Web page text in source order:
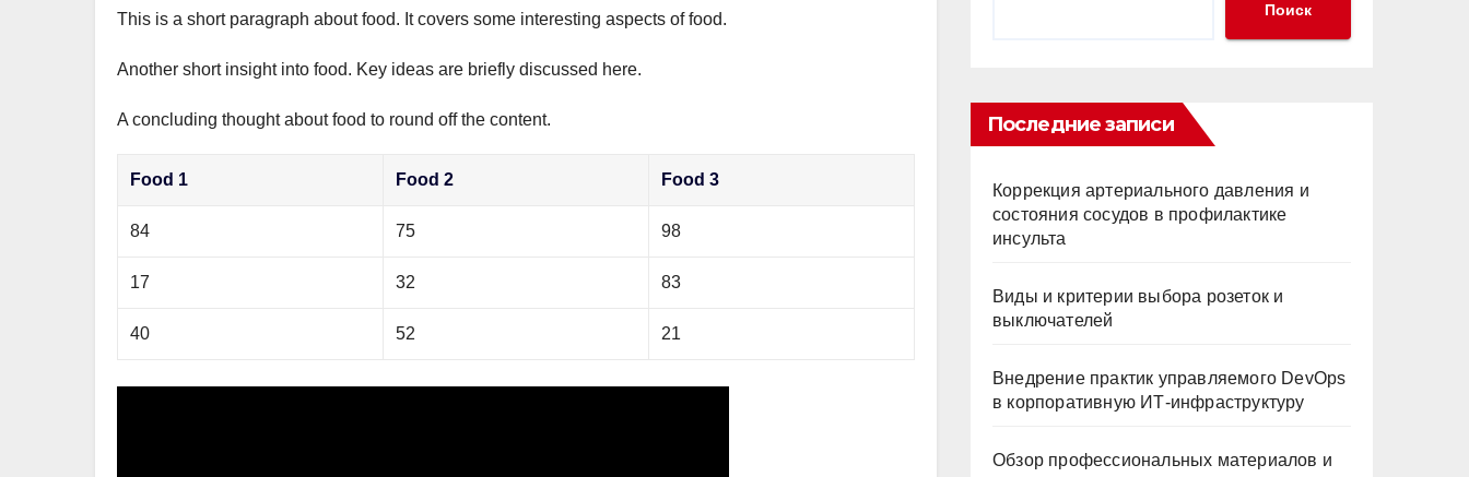
This is a short paragraph about food. It covers some interesting aspects of food.
Another short insight into food. Key ideas are briefly discussed here.
A concluding thought about food to round off the content.
Food 1 Food 2 Food 3
84 75 98
17 32 83
40 52 21
Поиск
Последние записи
Коррекция артериального давления и
состояния сосудов в профилактике
инсульта
Виды и критерии выбора розеток и
выключателей
Внедрение практик управляемого DevOps
в корпоративную ИТ-инфраструктуру
Обзор профессиональных материалов и